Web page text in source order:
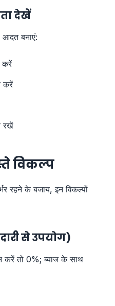
देखें
बनाएं:
करें
करें
रखें
विकल्प
रहने के बजाय, इन विकल्पों
से उपयोग)
करें तो 0%; ब्याज के साथ